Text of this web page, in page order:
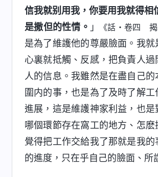
信我就别用我，你要用我就得
是撒但的性情。 」 《話・卷四 揭
是為了維護他的尊嚴臉面。我
心裏就抵觸、反感，把負責人
人的信息。我雖然是在盡自己
圍内的事，也是為了及時了解
進展，這是維護神家利益，也
哪個環節存在窩工的地方、怎
覺得把工作交給我了那就是我
的進度，只在乎自己的臉面、所